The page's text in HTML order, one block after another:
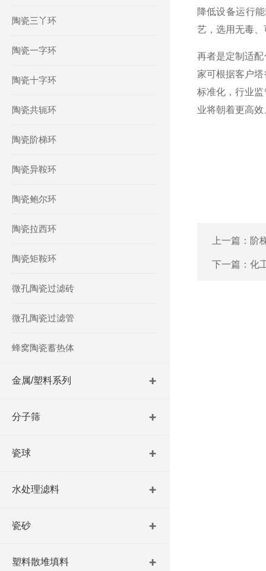
陶瓷三丫环
陶瓷一字环
陶瓷十字环
陶瓷共轭环
陶瓷阶梯环
陶瓷异鞍环
陶瓷鲍尔环
陶瓷拉西环
陶瓷矩鞍环
微孔陶瓷过滤砖
微孔陶瓷过滤管
蜂窝陶瓷蓄热体
金属/塑料系列
分子筛
瓷球
水处理滤料
瓷砂
塑料散堆填料
降低设备运行
艺，选用无毒
再者是定制适
家可根据客户
标准化，行业
业将朝着更高
上一篇： 阶
下一篇： 化